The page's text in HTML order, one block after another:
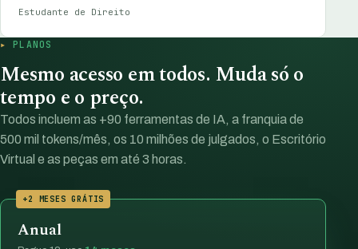
Estudante de Direito
PLANOS
Mesmo acesso em todos. Muda só o
tempo e o preço.
Todos incluem as +90 ferramentas de IA, a franquia de
500 mil tokens/mês, os 10 milhões de julgados, o Escritório
Virtual e as peças em até 3 horas.
+2 MESES GRÁTIS
Anual